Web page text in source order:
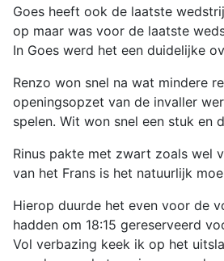
Goes heeft ook de laatste
op maar was voor de laatste
In Goes werd het een duidelijke
Renzo won snel na wat mindere
openingsopzet van de invaller
spelen. Wit won snel een stuk en
Rinus pakte met zwart zoals wel
van het Frans is het natuurlijk
Hierop duurde het even voor de
hadden om 18:15 gereserveerd
Vol verbazing keek ik op het